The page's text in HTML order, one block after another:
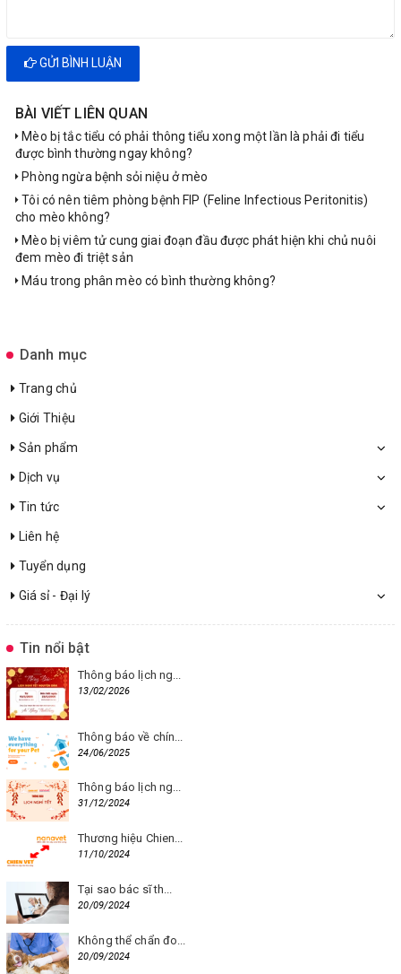
GỬI BÌNH LUẬN
BÀI VIẾT LIÊN QUAN
Mèo bị tắc tiểu có phải thông tiểu xong một lần là phải đi tiểu
được bình thường ngay không?
Phòng ngừa bệnh sỏi niệu ở mèo
Tôi có nên tiêm phòng bệnh FIP (Feline Infectious Peritonitis)
cho mèo không?
Mèo bị viêm tử cung giai đoạn đầu được phát hiện khi chủ nuôi
đem mèo đi triệt sản
Máu trong phân mèo có bình thường không?
Danh mục
Trang chủ
Giới Thiệu
Sản phẩm
Dịch vụ
Tin tức
Liên hệ
Tuyển dụng
Giá sỉ - Đại lý
Tin nổi bật
Thông báo lịch ng...
13/02/2026
Thông báo về chín...
24/06/2025
Thông báo lịch ng...
31/12/2024
Thương hiệu Chien...
11/10/2024
Tại sao bác sĩ th...
20/09/2024
Không thể chẩn đo...
20/09/2024